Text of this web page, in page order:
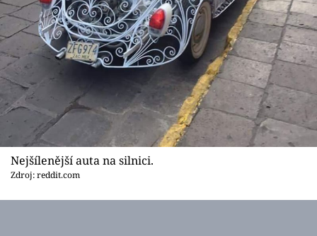
Nejšílenější auta na silnici.
Zdroj: reddit.com